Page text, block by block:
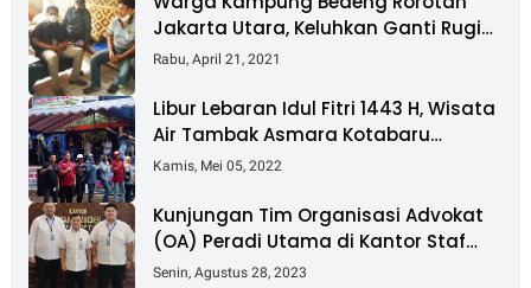
Jakarta Utara, Keluhkan Ganti Rugi
Pembebasan Lahan Tol Cibitung -
Rabu, April 21, 2021
Libur Lebaran Idul Fitri 1443 H, Wisata
Air Tambak Asmara Kotabaru
Dipadati Ribuan Pengunjung
Kamis, Mei 05, 2022
Kunjungan Tim Organisasi Advokat
(OA) Peradi Utama di Kantor Staf
Kepresidenan RI Istana Negara
Senin, Agustus 28, 2023